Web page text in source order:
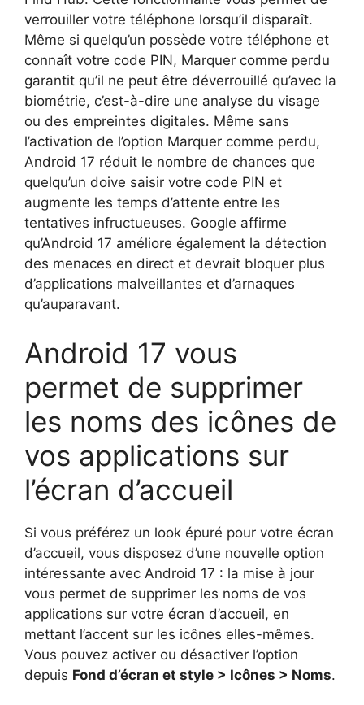
verrouiller votre téléphone lorsqu’il disparaît.
Même si quelqu’un possède votre téléphone et
connaît votre code PIN, Marquer comme perdu
garantit qu’il ne peut être déverrouillé qu’avec la
biométrie, c’est-à-dire une analyse du visage
ou des empreintes digitales. Même sans
l’activation de l’option Marquer comme perdu,
Android 17 réduit le nombre de chances que
quelqu’un doive saisir votre code PIN et
augmente les temps d’attente entre les
tentatives infructueuses. Google affirme
qu’Android 17 améliore également la détection
des menaces en direct et devrait bloquer plus
d’applications malveillantes et d’arnaques
qu’auparavant.
Android 17 vous
permet de supprimer
les noms des icônes de
vos applications sur
l’écran d’accueil
Si vous préférez un look épuré pour votre écran
d’accueil, vous disposez d’une nouvelle option
intéressante avec Android 17 : la mise à jour
vous permet de supprimer les noms de vos
applications sur votre écran d’accueil, en
mettant l’accent sur les icônes elles-mêmes.
Vous pouvez activer ou désactiver l’option
depuis Fond d’écran et style > Icônes > Noms.